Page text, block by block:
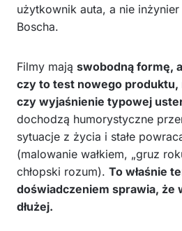
użytkownik auta, a nie
Boscha.
Filmy mają swobodną formę,
czy to test nowego produktu,
czy wyjaśnienie typowej
dochodzą humorystyczne
sytuacje z życia i stałe
(malowanie wałkiem, „gruz
chłopski rozum). To właśnie
doświadczeniem sprawia, że
dłużej.